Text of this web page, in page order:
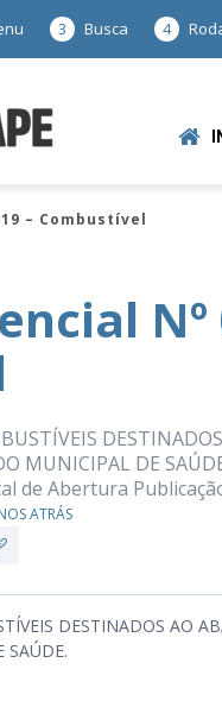
3 Busca 4
–
PB
– Combustível
Nº
MUNICIPAL DE
de Abertura
ATRÁS
DESTINADOS AO
SAÚDE.